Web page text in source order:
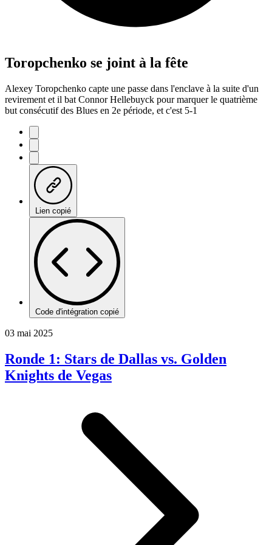
Toropchenko se joint à la fête
Alexey Toropchenko capte une passe dans l'enclave à la suite d'un
revirement et il bat Connor Hellebuyck pour marquer le quatrième
but consécutif des Blues en 2e période, et c'est 5-1
Lien copié
Code d'intégration copié
03 mai 2025
Ronde 1: Stars de Dallas vs. Golden
Knights de Vegas